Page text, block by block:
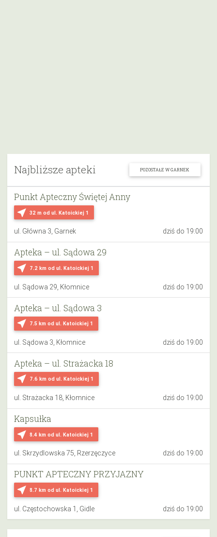
Najbliższe apteki POZOSTAŁE W GARNEK
near_me 32 m od ul. Katoickiej 1
Punkt Apteczny Świętej Anny
ul. Główna 3, Garnek dziś do 19:00
near_me 7.2 km od ul. Katoickiej 1
Apteka – ul. Sądowa 29
ul. Sądowa 29, Kłomnice dziś do 19:00
near_me 7.5 km od ul. Katoickiej 1
Apteka – ul. Sądowa 3
ul. Sądowa 3, Kłomnice dziś do 19:00
near_me 7.6 km od ul. Katoickiej 1
Apteka – ul. Strażacka 18
ul. Strażacka 18, Kłomnice dziś do 19:00
near_me 8.4 km od ul. Katoickiej 1
Kapsułka
ul. Skrzydlowska 75, Rzerzęczyce dziś do 19:00
near_me 8.7 km od ul. Katoickiej 1
PUNKT APTECZNY PRZYJAZNY
ul. Częstochowska 1, Gidle dziś do 19:00